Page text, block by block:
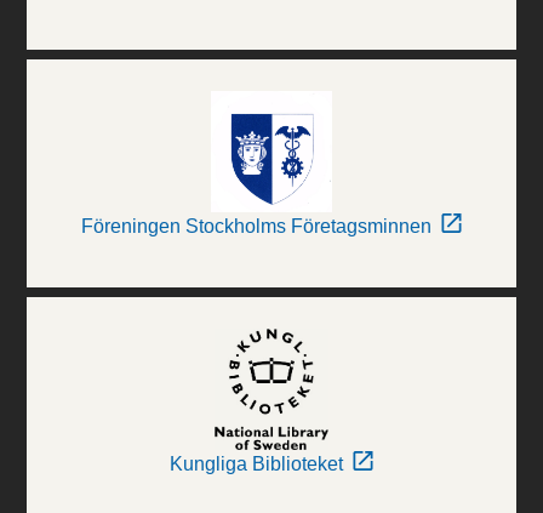
Föreningen Stockholms Företagsminnen
Kungliga Biblioteket